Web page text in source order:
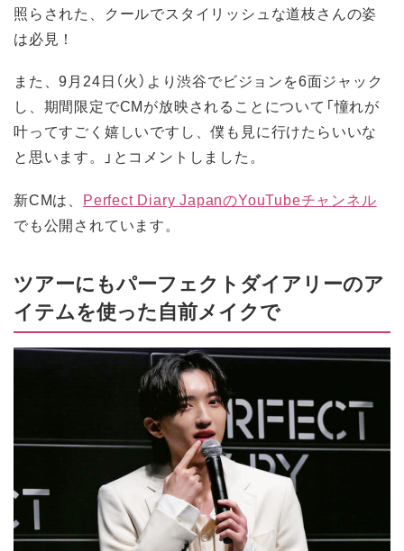
照らされた、クールでスタイリッシュな道枝さんの姿
は必見！
また、9月24日（火）より渋谷でビジョンを6面ジャック
し、期間限定でCMが放映されることについて「憧れが
叶ってすごく嬉しいですし、僕も見に行けたらいいな
と思います。」とコメントしました。
新CMは、 Perfect Diary JapanのYouTubeチャンネル
でも公開されています。
ツアーにもパーフェクトダイアリーのア
イテムを使った自前メイクで